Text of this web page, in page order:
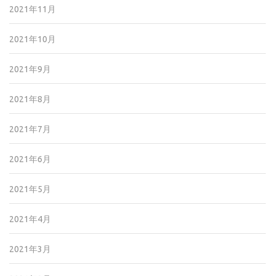
2021年11月
2021年10月
2021年9月
2021年8月
2021年7月
2021年6月
2021年5月
2021年4月
2021年3月